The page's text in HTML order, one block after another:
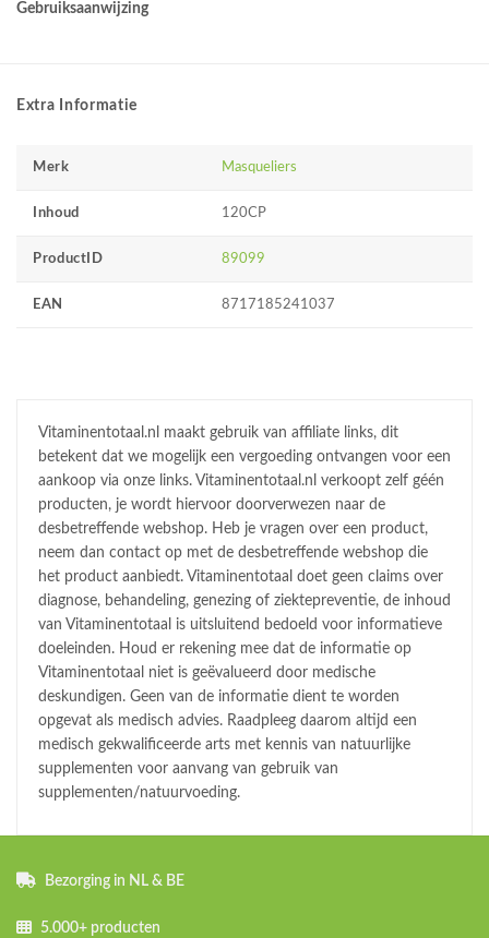
Gebruiksaanwijzing
Extra Informatie
Merk Masqueliers
Inhoud 120CP
ProductID 89099
EAN 8717185241037
Vitaminentotaal.nl maakt gebruik van affiliate links, dit
betekent dat we mogelijk een vergoeding ontvangen voor een
aankoop via onze links. Vitaminentotaal.nl verkoopt zelf géén
producten, je wordt hiervoor doorverwezen naar de
desbetreffende webshop. Heb je vragen over een product,
neem dan contact op met de desbetreffende webshop die
het product aanbiedt. Vitaminentotaal doet geen claims over
diagnose, behandeling, genezing of ziektepreventie, de inhoud
van Vitaminentotaal is uitsluitend bedoeld voor informatieve
doeleinden. Houd er rekening mee dat de informatie op
Vitaminentotaal niet is geëvalueerd door medische
deskundigen. Geen van de informatie dient te worden
opgevat als medisch advies. Raadpleeg daarom altijd een
medisch gekwalificeerde arts met kennis van natuurlijke
supplementen voor aanvang van gebruik van
supplementen/natuurvoeding.
Bezorging in NL & BE
5.000+ producten